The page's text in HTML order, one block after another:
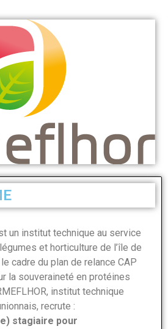
un institut technique au service
et horticulture de l’île de
cadre du plan de relance CAP
la souveraineté en protéines
institut technique
recrute :
stagiaire pour